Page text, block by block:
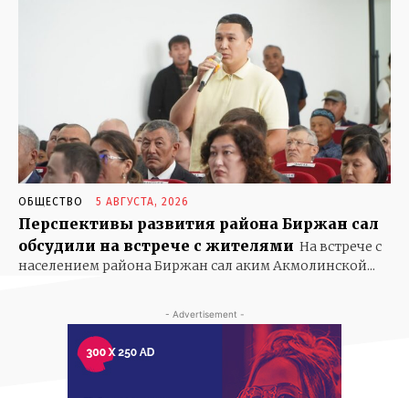
ОБЩЕСТВО 5 АВГУСТА, 2026
Перспективы развития района Биржан сал
обсудили на встрече с жителями На встрече с
населением района Биржан сал аким Акмолинской...
- Advertisement -